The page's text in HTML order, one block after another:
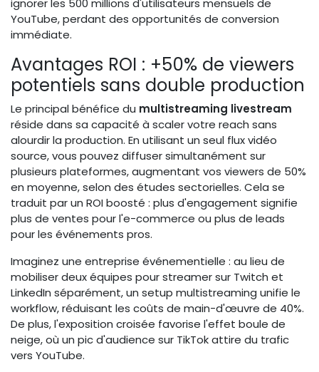
ignorer les 500 millions d'utilisateurs mensuels de
YouTube, perdant des opportunités de conversion
immédiate.
Avantages ROI : +50% de viewers
potentiels sans double production
Le principal bénéfice du multistreaming livestream
réside dans sa capacité à scaler votre reach sans
alourdir la production. En utilisant un seul flux vidéo
source, vous pouvez diffuser simultanément sur
plusieurs plateformes, augmentant vos viewers de 50%
en moyenne, selon des études sectorielles. Cela se
traduit par un ROI boosté : plus d'engagement signifie
plus de ventes pour l'e-commerce ou plus de leads
pour les événements pros.
Imaginez une entreprise événementielle : au lieu de
mobiliser deux équipes pour streamer sur Twitch et
LinkedIn séparément, un setup multistreaming unifie le
workflow, réduisant les coûts de main-d'œuvre de 40%.
De plus, l'exposition croisée favorise l'effet boule de
neige, où un pic d'audience sur TikTok attire du trafic
vers YouTube.